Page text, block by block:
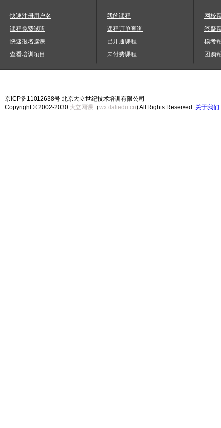
快速注册用户名
课程免费试听
快速报名选课
查看培训项目
我的课程
课程订单查询
已开通课程
未付费课程
网校
答疑
模考
团购
京ICP备11012638号 北京大立世纪技术培训有限公司
Copyright © 2002-2030 大立网课 （wx.daliedu.cn) All Rights Reserved 关于我们